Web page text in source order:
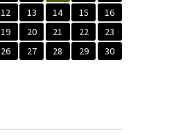
12 13 14 15
16
19 20 21 22
23
26 27 28 29
30